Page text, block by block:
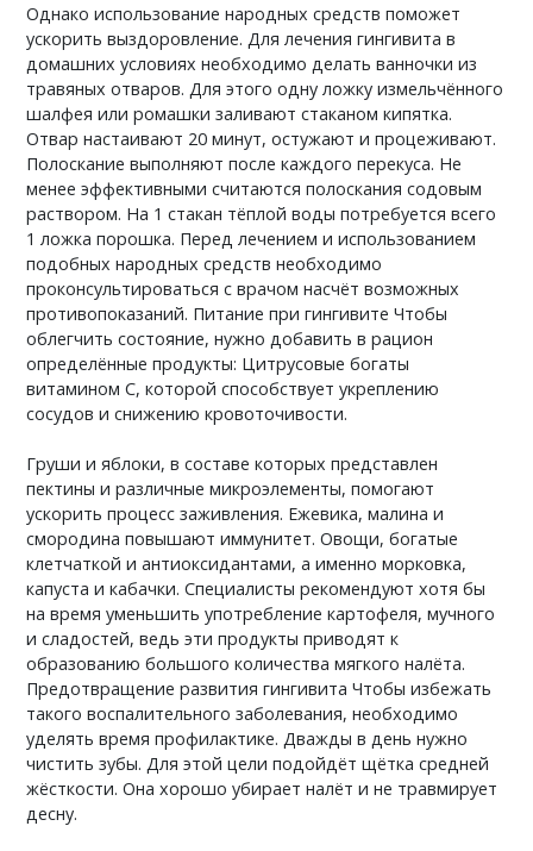
Однако использование народных средств поможет
ускорить выздоровление. Для лечения гингивита в
домашних условиях необходимо делать ванночки из
травяных отваров. Для этого одну ложку измельчённого
шалфея или ромашки заливают стаканом кипятка.
Отвар настаивают 20 минут, остужают и процеживают.
Полоскание выполняют после каждого перекуса. Не
менее эффективными считаются полоскания содовым
раствором. На 1 стакан тёплой воды потребуется всего
1 ложка порошка. Перед лечением и использованием
подобных народных средств необходимо
проконсультироваться с врачом насчёт возможных
противопоказаний. Питание при гингивите Чтобы
облегчить состояние, нужно добавить в рацион
определённые продукты: Цитрусовые богаты
витамином C, которой способствует укреплению
сосудов и снижению кровоточивости.
Груши и яблоки, в составе которых представлен
пектины и различные микроэлементы, помогают
ускорить процесс заживления. Ежевика, малина и
смородина повышают иммунитет. Овощи, богатые
клетчаткой и антиоксидантами, а именно морковка,
капуста и кабачки. Специалисты рекомендуют хотя бы
на время уменьшить употребление картофеля, мучного
и сладостей, ведь эти продукты приводят к
образованию большого количества мягкого налёта.
Предотвращение развития гингивита Чтобы избежать
такого воспалительного заболевания, необходимо
уделять время профилактике. Дважды в день нужно
чистить зубы. Для этой цели подойдёт щётка средней
жёсткости. Она хорошо убирает налёт и не травмирует
десну.